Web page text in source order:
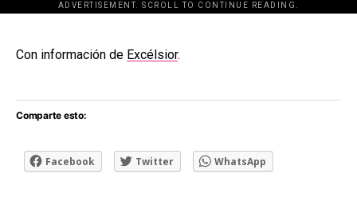
ADVERTISEMENT. SCROLL TO CONTINUE READING.
[adsforwp id="243463"]
Con información de Excélsior.
Comparte esto:
Facebook Twitter WhatsApp